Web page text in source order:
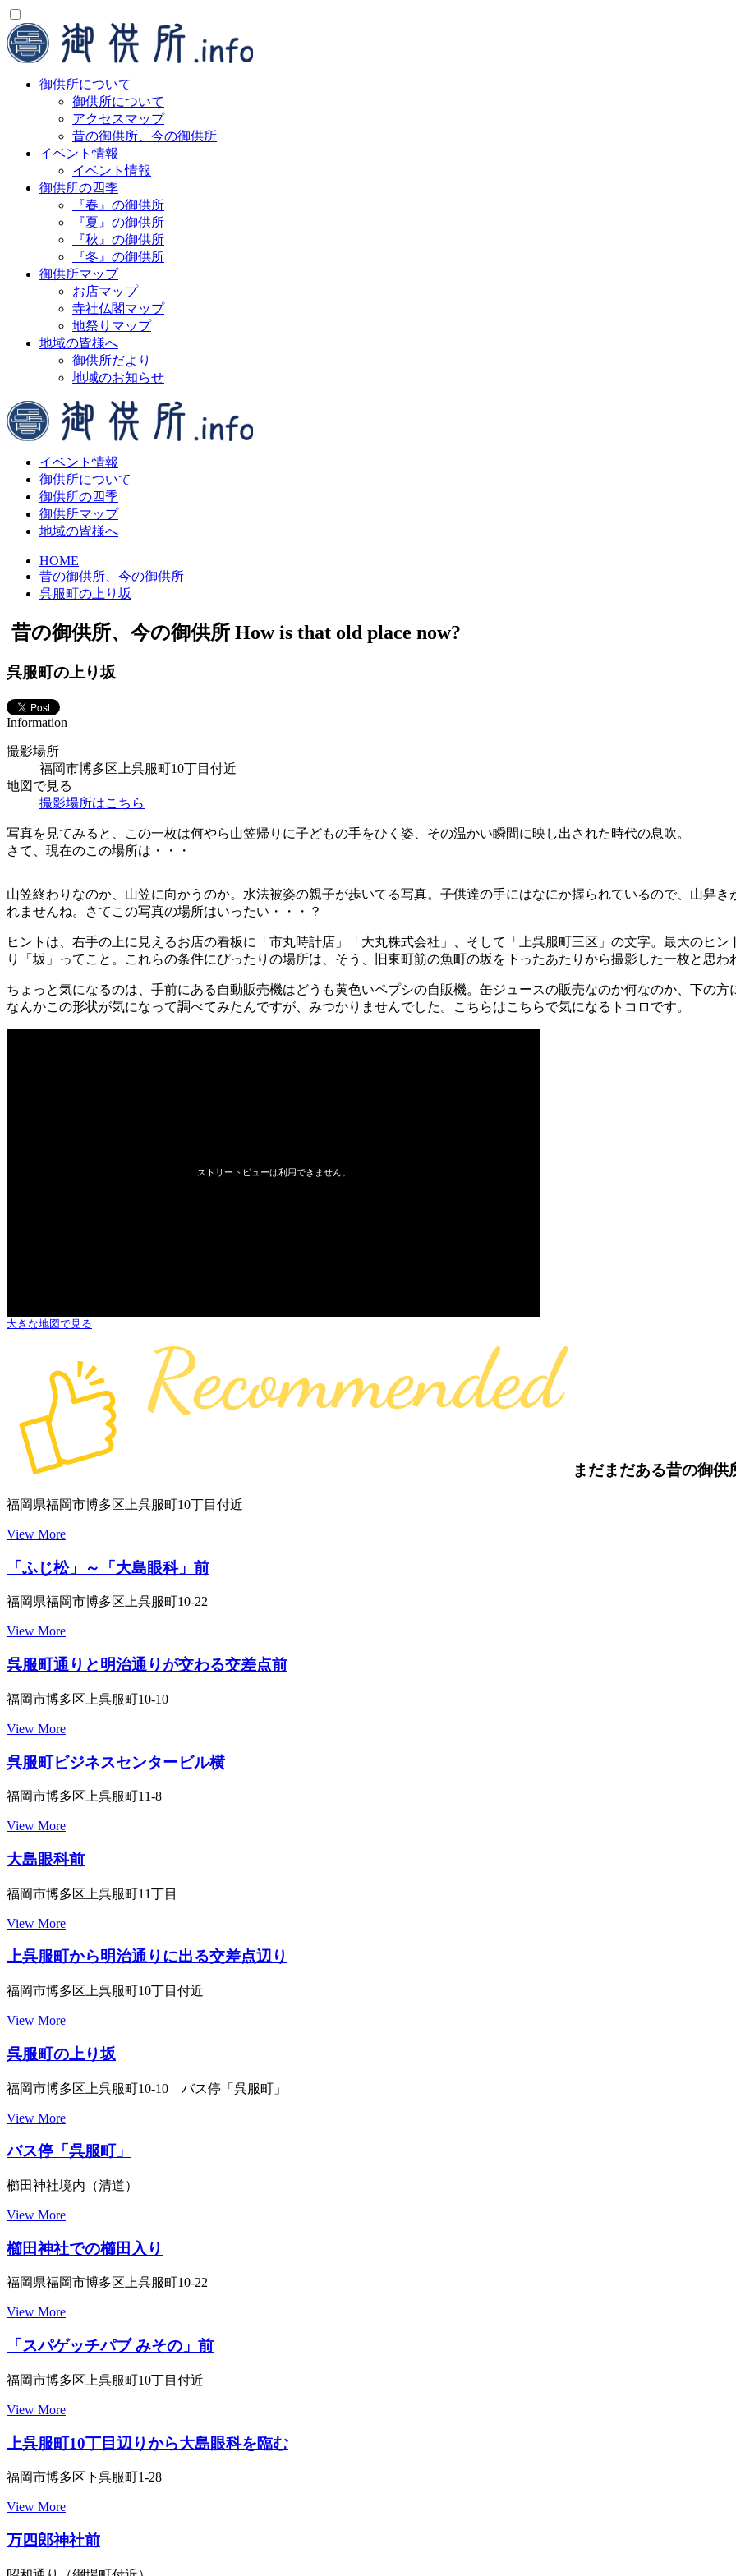
御供所について
御供所について
アクセスマップ
昔の御供所、今の御供所
イベント情報
イベント情報
御供所の四季
『春』の御供所
『夏』の御供所
『秋』の御供所
『冬』の御供所
御供所マップ
お店マップ
寺社仏閣マップ
地祭りマップ
地域の皆様へ
御供所だより
地域のお知らせ
イベント情報
御供所について
御供所の四季
御供所マップ
地域の皆様へ
HOME
昔の御供所、今の御供所
呉服町の上り坂
昔の御供所、今の御供所 How is that old place now?
呉服町の上り坂
Information
撮影場所
福岡市博多区上呉服町10丁目付近
地図で見る
撮影場所はこちら
写真を見てみると、この一枚は何やら山笠帰りに子どもの手をひく姿、その温かい瞬間に映し出された時代の息吹。
さて、現在のこの場所は・・・
山笠終わりなのか、山笠に向かうのか。水法被姿の親子が歩いてる写真。子供達の手にはなにか握られているので、山舁
れませんね。さてこの写真の場所はいったい・・・？
ヒントは、右手の上に見えるお店の看板に「市丸時計店」「大丸株式会社」、そして「上呉服町三区」の文字。最大のヒ
り「坂」ってこと。これらの条件にぴったりの場所は、そう、旧東町筋の魚町の坂を下ったあたりから撮影した一枚と思わ
ちょっと気になるのは、手前にある自動販売機はどうも黄色いペプシの自販機。缶ジュースの販売なのか何なのか、下の
なんかこの形状が気になって調べてみたんですが、みつかりませんでした。こちらはこちらで気になるトコロです。
大きな地図で見る
まだまだある昔の御供
福岡県福岡市博多区上呉服町10丁目付近
View More
「ふじ松」～「大島眼科」前
福岡県福岡市博多区上呉服町10-22
View More
呉服町通りと明治通りが交わる交差点前
福岡市博多区上呉服町10-10
View More
呉服町ビジネスセンタービル横
福岡市博多区上呉服町11-8
View More
大島眼科前
福岡市博多区上呉服町11丁目
View More
上呉服町から明治通りに出る交差点辺り
福岡市博多区上呉服町10丁目付近
View More
呉服町の上り坂
福岡市博多区上呉服町10-10 バス停「呉服町」
View More
バス停「呉服町」
櫛田神社境内（清道）
View More
櫛田神社での櫛田入り
福岡県福岡市博多区上呉服町10-22
View More
「スパゲッチパブ みその」前
福岡市博多区上呉服町10丁目付近
View More
上呉服町10丁目辺りから大島眼科を臨む
福岡市博多区下呉服町1-28
View More
万四郎神社前